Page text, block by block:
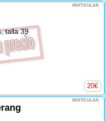
PARTICULAR
talla 39
20€
PARTICULAR